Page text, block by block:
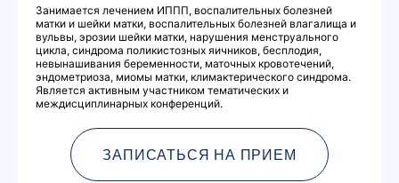
Занимается лечением ИППП, воспалительных болезней
матки и шейки матки, воспалительных болезней влагалища и
вульвы, эрозии шейки матки, нарушения менструального
цикла, синдрома поликистозных яичников, бесплодия,
невынашивания беременности, маточных кровотечений,
эндометриоза, миомы матки, климактерического синдрома.
Является активным участником тематических и
междисциплинарных конференций.
ЗАПИСАТЬСЯ НА ПРИЕМ